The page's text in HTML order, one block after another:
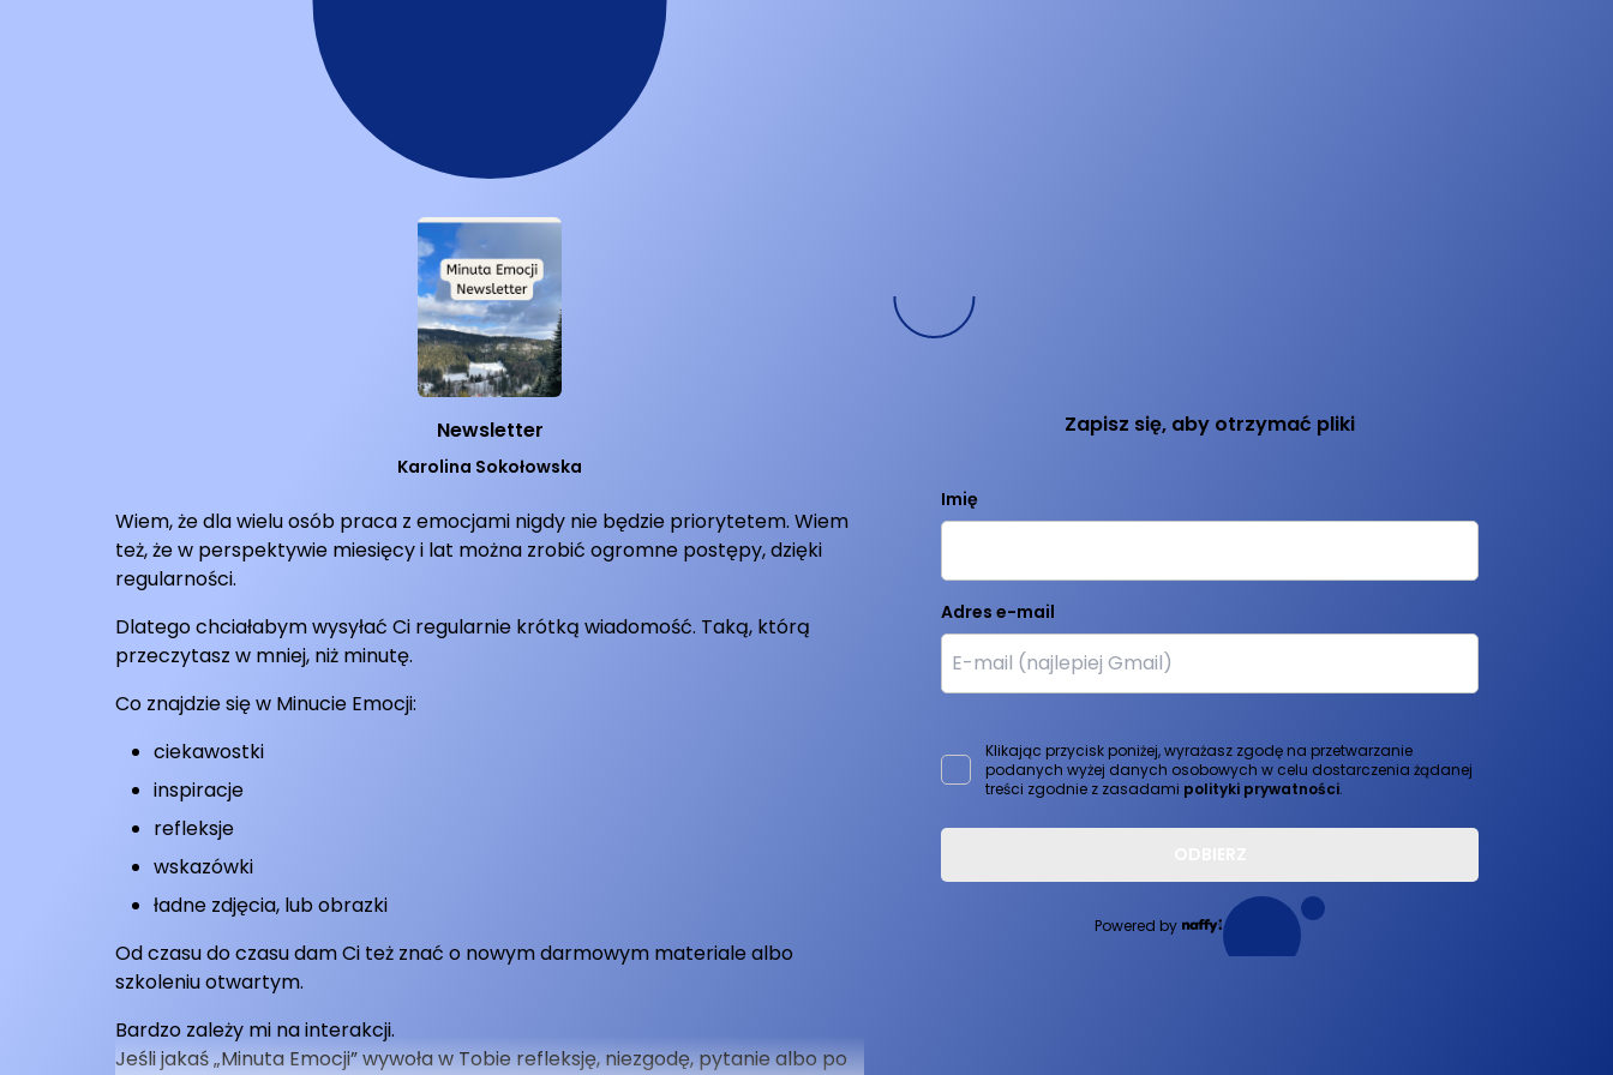
Newsletter
Karolina Sokołowska
Wiem, że dla wielu osób praca z emocjami nigdy nie będzie priorytetem. Wiem
też, że w perspektywie miesięcy i lat można zrobić ogromne postępy, dzięki
regularności.
Dlatego chciałabym wysyłać Ci regularnie krótką wiadomość. Taką, którą
przeczytasz w mniej, niż minutę.
Co znajdzie się w Minucie Emocji:
ciekawostki
inspiracje
refleksje
wskazówki
ładne zdjęcia, lub obrazki
Od czasu do czasu dam Ci też znać o nowym darmowym materiale albo
szkoleniu otwartym.
Bardzo zależy mi na interakcji.
Jeśli jakaś „Minuta Emocji” wywoła w Tobie refleksję, niezgodę, pytanie albo po
Zapisz się, aby otrzymać pliki
Imię
Adres e-mail
Klikając przycisk poniżej, wyrażasz zgodę na przetwarzanie
podanych wyżej danych osobowych w celu dostarczenia żądanej
treści zgodnie z zasadami polityki prywatności.
Powered by